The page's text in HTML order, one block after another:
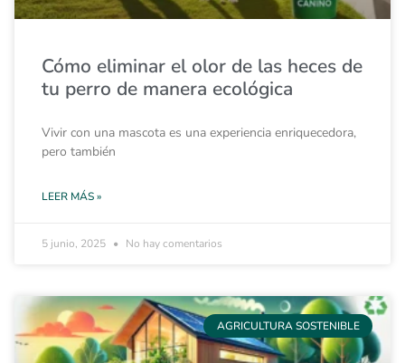
Cómo eliminar el olor de las heces de
tu perro de manera ecológica
Vivir con una mascota es una experiencia enriquecedora,
pero también
LEER MÁS »
5 junio, 2025 No hay comentarios
AGRICULTURA SOSTENIBLE